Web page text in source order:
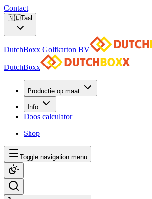
Contact
🇳🇱Taal
DutchBoxx Golfkarton BV
DutchBoxx
Productie op maat
Info
Doos calculator
Shop
Toggle navigation menu